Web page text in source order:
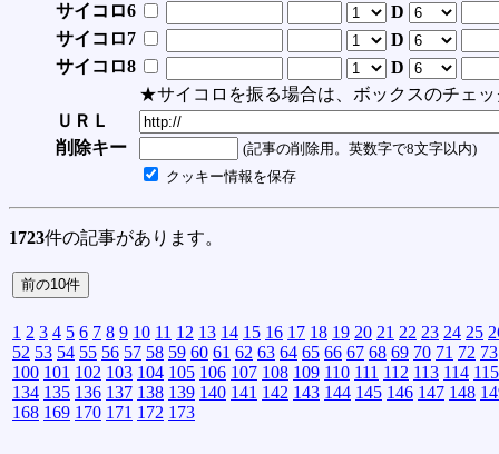
サイコロ6
D
サイコロ7
D
サイコロ8
D
★サイコロを振る場合は、ボックスのチェッ
ＵＲＬ
削除キー
(記事の削除用。英数字で8文字以内)
クッキー情報を保存
1723件の記事があります。
1 2 3 4 5 6 7 8 9 10 11 12 13 14 15 16 17 18 19 20 21 22 23 24 25
52 53 54 55 56 57 58 59 60 61 62 63 64 65 66 67 68 69 70 71 72 73
100 101 102 103 104 105 106 107 108 109 110 111 112 113 114 115
134 135 136 137 138 139 140 141 142 143 144 145 146 147 148
168 169 170 171 172 173